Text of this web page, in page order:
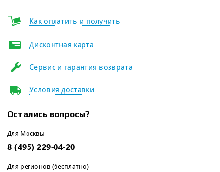
Как оплатить и получить
Дисконтная карта
Сервис и гарантия возврата
Условия доставки
Остались вопросы?
Для Москвы
8 (495) 229-04-20
Для регионов (бесплатно)